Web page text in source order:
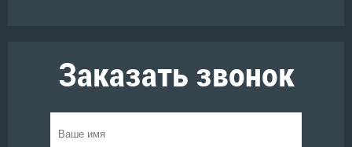
Заказать звонок